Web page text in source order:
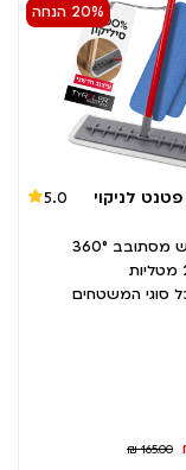
20% הנחה
לניקוי
5.0
360°
סוגי המשטחים
₪ 165.00